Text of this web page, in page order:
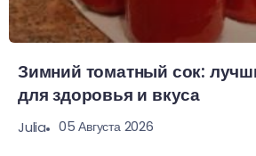
Зимний томатный сок:
для здоровья и вкуса
Julia 05 Августа 2026